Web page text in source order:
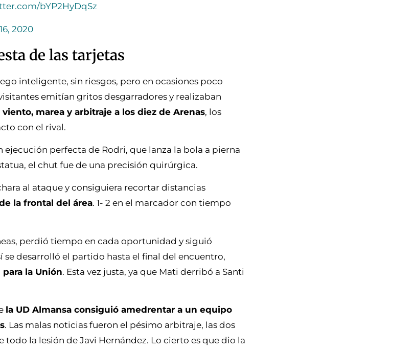
bYP2HyDqSz
2020
de las tarjetas
inteligente, sin riesgos, pero en ocasiones poco
emitían gritos desgarradores y realizaban
marea y arbitraje a los diez de Arenas, los
con el rival.
ejecución perfecta de Rodri, que lanza la bola a pierna
el chut fue de una precisión quirúrgica.
al ataque y consiguiera recortar distancias
la frontal del área. 1- 2 en el marcador con tiempo
perdió tiempo en cada oportunidad y siguió
se desarrolló el partido hasta el final del encuentro,
la Unión. Esta vez justa, ya que Mati derribó a Santi
la UD Almansa consiguió amedrentar a un equipo
. Las malas noticias fueron el pésimo arbitraje, las dos
la lesión de Javi Hernández. Lo cierto es que dio la